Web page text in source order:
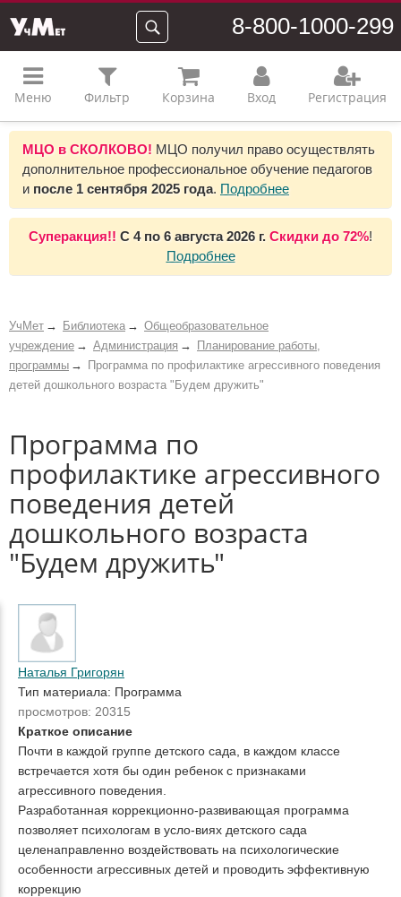
8-800-1000-299
Меню Фильтр Корзина Вход Регистрация
МЦО в СКОЛКОВО! МЦО получил право осуществлять
дополнительное профессиональное обучение педагогов
и после 1 сентября 2025 года. Подробнее
Суперакция!! С 4 по 6 августа 2026 г. Скидки до 72%!
Подробнее
УчМет Библиотека
Общеобразовательное
учреждение
Администрация
Планирование работы,
программы
Программа по профилактике агрессивного поведения
детей дошкольного возраста "Будем дружить"
Программа по
профилактике агрессивного
поведения детей
дошкольного возраста
"Будем дружить"
Наталья Григорян
Тип материала: Программа
просмотров: 20315
Краткое описание
Почти в каждой группе детского сада, в каждом классе
встречается хотя бы один ребенок с признаками
агрессивного поведения.
Разработанная коррекционно-развивающая программа
позволяет психологам в усло-виях детского сада
целенаправленно воздействовать на психологические
особенности агрессивных детей и проводить эффективную
коррекцию